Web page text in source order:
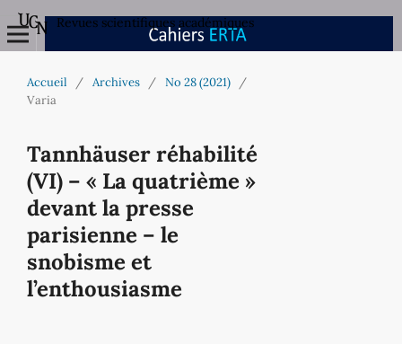
Revues scientifiques académiques
Accueil / Archives / No 28 (2021)
/
Varia
Tannhäuser réhabilité
(VI) – « La quatrième »
devant la presse
parisienne – le
snobisme et
l’enthousiasme